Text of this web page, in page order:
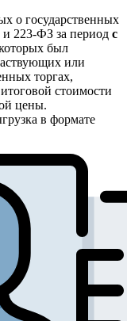
о государственных
и 223-ФЗ за период с
был
или
торгах,
стоимости
цены.
в формате